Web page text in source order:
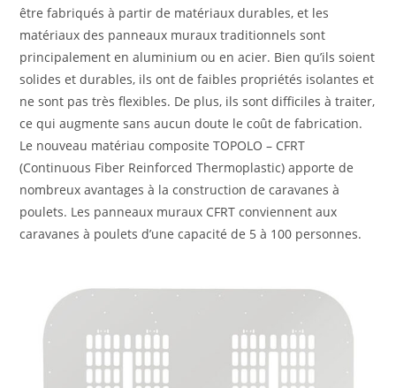
être fabriqués à partir de matériaux durables, et les
matériaux des panneaux muraux traditionnels sont
principalement en aluminium ou en acier. Bien qu’ils soient
solides et durables, ils ont de faibles propriétés isolantes et
ne sont pas très flexibles. De plus, ils sont difficiles à traiter,
ce qui augmente sans aucun doute le coût de fabrication.
Le nouveau matériau composite TOPOLO – CFRT
(Continuous Fiber Reinforced Thermoplastic) apporte de
nombreux avantages à la construction de caravanes à
poulets. Les panneaux muraux CFRT conviennent aux
caravanes à poulets d’une capacité de 5 à 100 personnes.